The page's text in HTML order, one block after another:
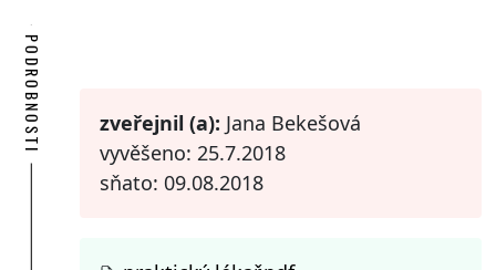
PODROBNOSTI zveřejnil (a): Jana Bekešová
vyvěšeno: 25.7.2018
sňato: 09.08.2018